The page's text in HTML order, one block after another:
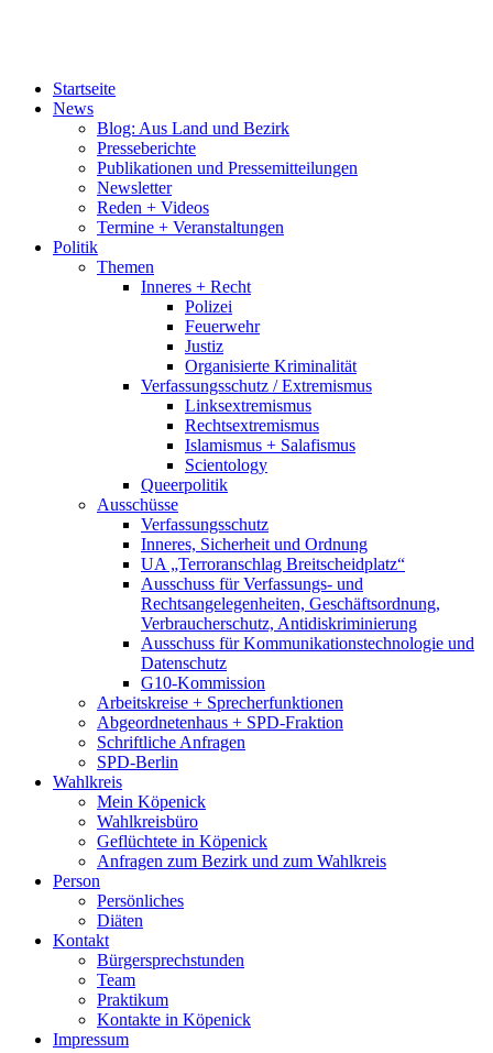
Startseite
News
Blog: Aus Land und Bezirk
Presseberichte
Publikationen und Pressemitteilungen
Newsletter
Reden + Videos
Termine + Veranstaltungen
Politik
Themen
Inneres + Recht
Polizei
Feuerwehr
Justiz
Organisierte Kriminalität
Verfassungsschutz / Extremismus
Linksextremismus
Rechtsextremismus
Islamismus + Salafismus
Scientology
Queerpolitik
Ausschüsse
Verfassungsschutz
Inneres, Sicherheit und Ordnung
UA „Terroranschlag Breitscheidplatz“
Ausschuss für Verfassungs- und
Rechtsangelegenheiten, Geschäftsordnung,
Verbraucherschutz, Antidiskriminierung
Ausschuss für Kommunikationstechnologie und
Datenschutz
G10-Kommission
Arbeitskreise + Sprecherfunktionen
Abgeordnetenhaus + SPD-Fraktion
Schriftliche Anfragen
SPD-Berlin
Wahlkreis
Mein Köpenick
Wahlkreisbüro
Geflüchtete in Köpenick
Anfragen zum Bezirk und zum Wahlkreis
Person
Persönliches
Diäten
Kontakt
Bürgersprechstunden
Team
Praktikum
Kontakte in Köpenick
Impressum